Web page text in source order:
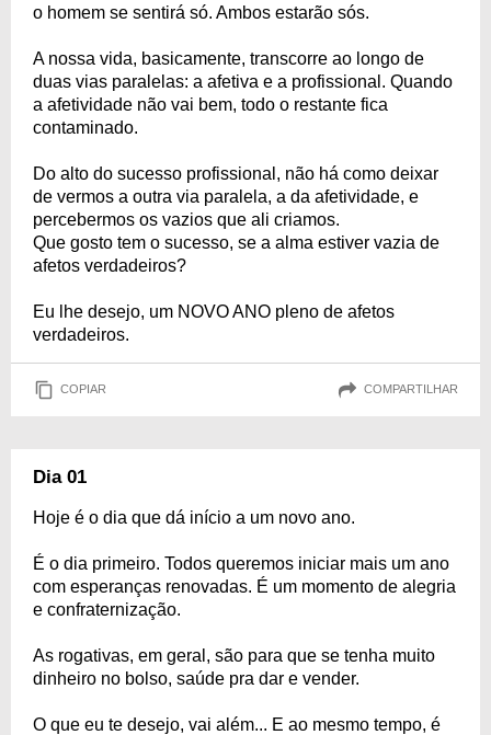
o homem se sentirá só. Ambos estarão sós.
A nossa vida, basicamente, transcorre ao longo de
duas vias paralelas: a afetiva e a profissional. Quando
a afetividade não vai bem, todo o restante fica
contaminado.
Do alto do sucesso profissional, não há como deixar
de vermos a outra via paralela, a da afetividade, e
percebermos os vazios que ali criamos.
Que gosto tem o sucesso, se a alma estiver vazia de
afetos verdadeiros?
Eu lhe desejo, um NOVO ANO pleno de afetos
verdadeiros.
COPIAR COMPARTILHAR
Dia 01
Hoje é o dia que dá início a um novo ano.
É o dia primeiro. Todos queremos iniciar mais um ano
com esperanças renovadas. É um momento de alegria
e confraternização.
As rogativas, em geral, são para que se tenha muito
dinheiro no bolso, saúde pra dar e vender.
O que eu te desejo, vai além... E ao mesmo tempo, é